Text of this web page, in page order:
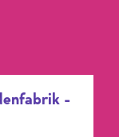
-